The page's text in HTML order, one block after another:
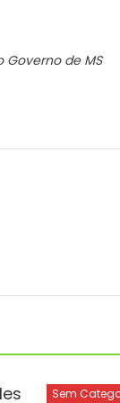
Governo de MS
Sem